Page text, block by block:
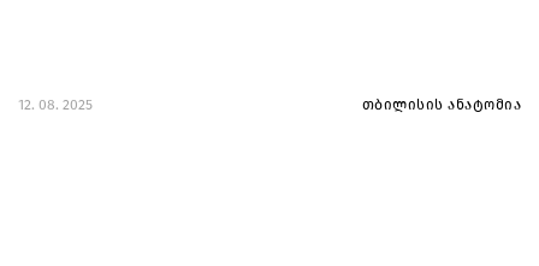
12. 08. 2025 თბილისის ანატომია